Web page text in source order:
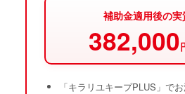
補助金適用後の
382,000
「キラリユキープPLUS」で